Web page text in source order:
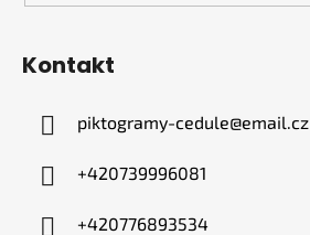
Kontakt
piktogramy-cedule@email.cz
+420739996081
+420776893534